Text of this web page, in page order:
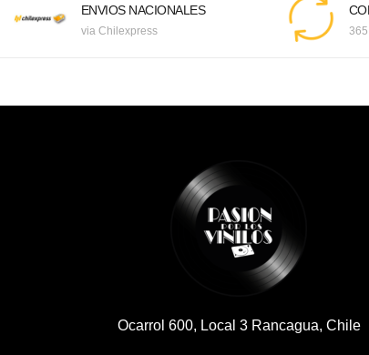
ENVIOS NACIONALES
via Chilexpress
Ocarrol 600, Local 3 Rancagua, Chile